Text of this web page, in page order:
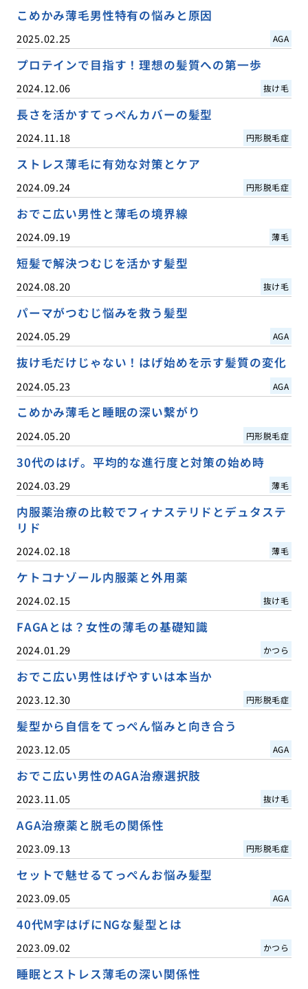
こめかみ薄毛男性特有の悩みと原因
2025.02.25 AGA
プロテインで目指す！理想の髪質への第一歩
2024.12.06 抜け毛
長さを活かすてっぺんカバーの髪型
2024.11.18 円形脱毛症
ストレス薄毛に有効な対策とケア
2024.09.24 円形脱毛症
おでこ広い男性と薄毛の境界線
2024.09.19 薄毛
短髪で解決つむじを活かす髪型
2024.08.20 抜け毛
パーマがつむじ悩みを救う髪型
2024.05.29 AGA
抜け毛だけじゃない！はげ始めを示す髪質の変化
2024.05.23 AGA
こめかみ薄毛と睡眠の深い繋がり
2024.05.20 円形脱毛症
30代のはげ。平均的な進行度と対策の始め時
2024.03.29 薄毛
内服薬治療の比較でフィナステリドとデュタステ
リド
2024.02.18 薄毛
ケトコナゾール内服薬と外用薬
2024.02.15 抜け毛
FAGAとは？女性の薄毛の基礎知識
2024.01.29 かつら
おでこ広い男性はげやすいは本当か
2023.12.30 円形脱毛症
髪型から自信をてっぺん悩みと向き合う
2023.12.05 AGA
おでこ広い男性のAGA治療選択肢
2023.11.05 抜け毛
AGA治療薬と脱毛の関係性
2023.09.13 円形脱毛症
セットで魅せるてっぺんお悩み髪型
2023.09.05 AGA
40代M字はげにNGな髪型とは
2023.09.02 かつら
睡眠とストレス薄毛の深い関係性